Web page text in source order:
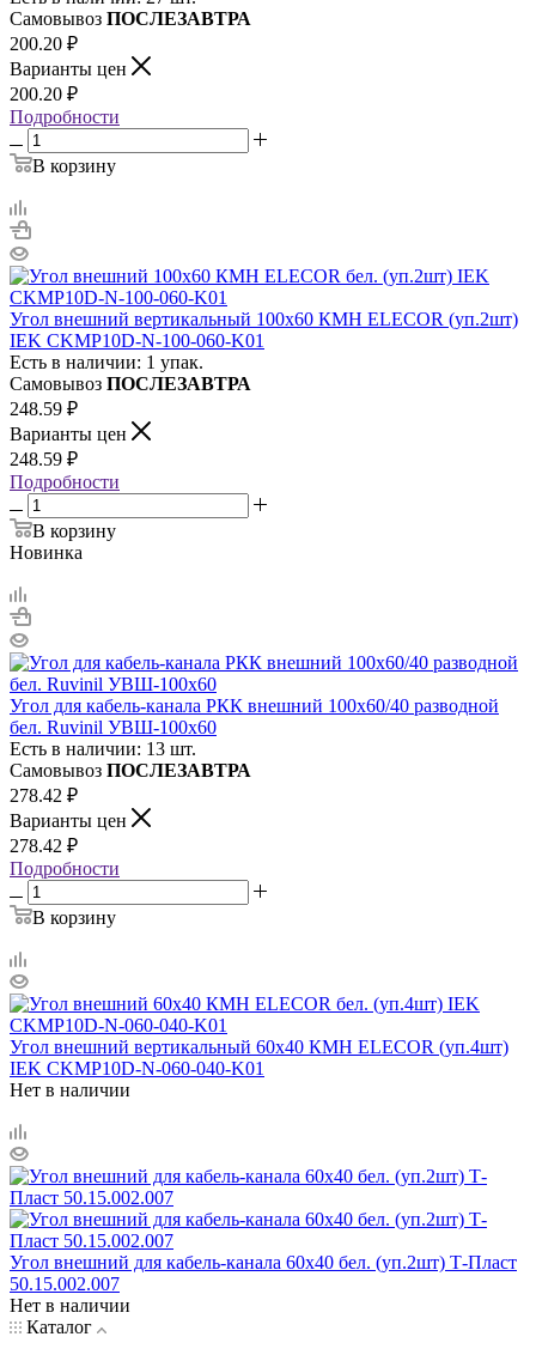
Самовывоз ПОСЛЕЗАВТРА
200.20 ₽
Варианты цен
200.20 ₽
Подробности
В корзину
Угол внешний вертикальный 100х60 КМН ELECOR (уп.2шт)
IEK CKMP10D-N-100-060-K01
Есть в наличии: 1 упак.
Самовывоз ПОСЛЕЗАВТРА
248.59 ₽
Варианты цен
248.59 ₽
Подробности
В корзину
Новинка
Угол для кабель-канала РКК внешний 100х60/40 разводной
бел. Ruvinil УВШ-100х60
Есть в наличии: 13 шт.
Самовывоз ПОСЛЕЗАВТРА
278.42 ₽
Варианты цен
278.42 ₽
Подробности
В корзину
Угол внешний вертикальный 60х40 КМН ELECOR (уп.4шт)
IEK CKMP10D-N-060-040-K01
Нет в наличии
Угол внешний для кабель-канала 60х40 бел. (уп.2шт) Т-Пласт
50.15.002.007
Нет в наличии
Каталог